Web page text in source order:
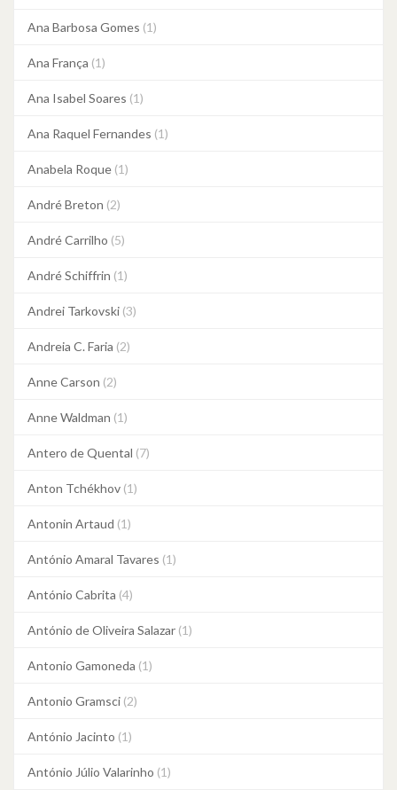
Ana Barbosa Gomes (1)
Ana França (1)
Ana Isabel Soares (1)
Ana Raquel Fernandes (1)
Anabela Roque (1)
André Breton (2)
André Carrilho (5)
André Schiffrin (1)
Andrei Tarkovski (3)
Andreia C. Faria (2)
Anne Carson (2)
Anne Waldman (1)
Antero de Quental (7)
Anton Tchékhov (1)
Antonin Artaud (1)
António Amaral Tavares (1)
António Cabrita (4)
António de Oliveira Salazar (1)
Antonio Gamoneda (1)
Antonio Gramsci (2)
António Jacinto (1)
António Júlio Valarinho (1)